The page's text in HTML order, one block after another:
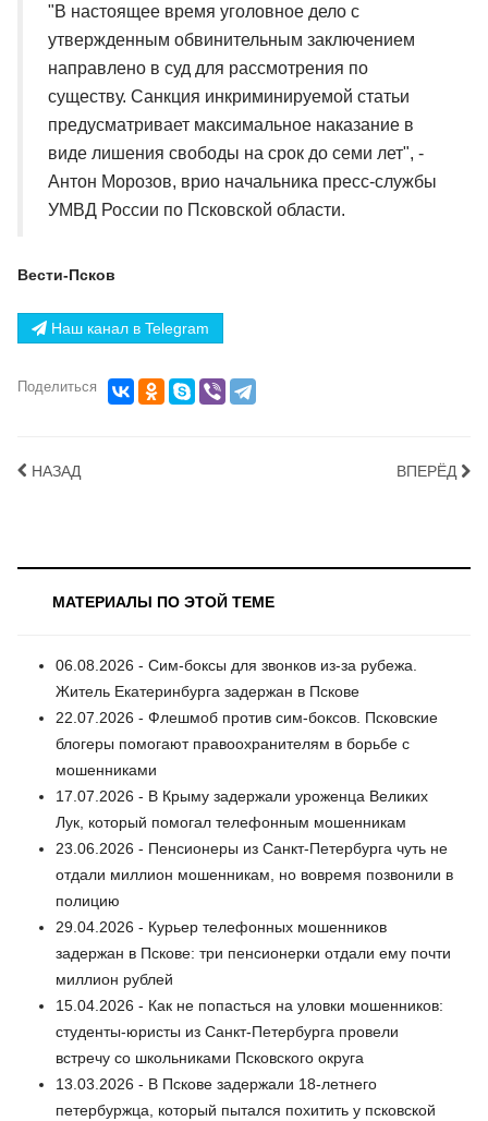
"В настоящее время уголовное дело с
утвержденным обвинительным заключением
направлено в суд для рассмотрения по
существу. Санкция инкриминируемой статьи
предусматривает максимальное наказание в
виде лишения свободы на срок до семи лет", -
Антон Морозов, врио начальника пресс-службы
УМВД России по Псковской области.
Вести-Псков
Наш канал в Telegram
Поделиться
НАЗАД ВПЕРЁД
МАТЕРИАЛЫ ПО ЭТОЙ ТЕМЕ
06.08.2026 - Сим-боксы для звонков из-за рубежа.
Житель Екатеринбурга задержан в Пскове
22.07.2026 - Флешмоб против сим-боксов. Псковские
блогеры помогают правоохранителям в борьбе с
мошенниками
17.07.2026 - В Крыму задержали уроженца Великих
Лук, который помогал телефонным мошенникам
23.06.2026 - Пенсионеры из Санкт-Петербурга чуть не
отдали миллион мошенникам, но вовремя позвонили в
полицию
29.04.2026 - Курьер телефонных мошенников
задержан в Пскове: три пенсионерки отдали ему почти
миллион рублей
15.04.2026 - Как не попасться на уловки мошенников:
студенты-юристы из Санкт-Петербурга провели
встречу со школьниками Псковского округа
13.03.2026 - В Пскове задержали 18-летнего
петербуржца, который пытался похитить у псковской